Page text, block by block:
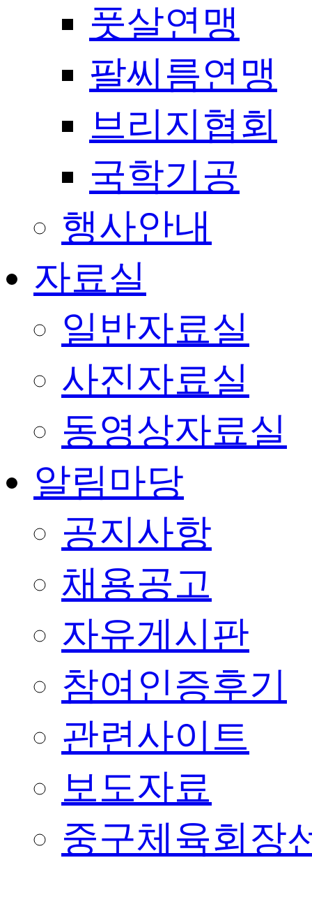
풋살연맹
팔씨름연맹
브리지협회
국학기공
행사안내
자료실
일반자료실
사진자료실
동영상자료실
알림마당
공지사항
채용공고
자유게시판
참여인증후기
관련사이트
보도자료
중구체육회장